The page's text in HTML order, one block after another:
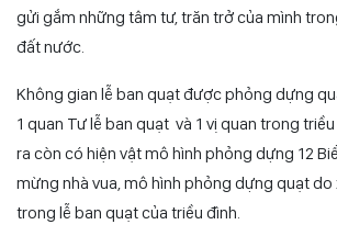
gửi gắm những tâm tư, trăn trở của mình
đất nước.
Không gian lễ ban quạt được phỏng dựng
1 quan Tư lễ ban quạt và 1 vị quan trong
ra còn có hiện vật mô hình phỏng dựng 12
mừng nhà vua, mô hình phỏng dựng quạt do
trong lễ ban quạt của triều đình.